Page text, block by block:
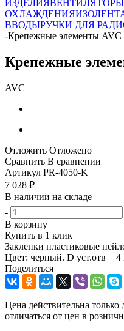
ИЗДЕЛИЯ
ОХЛАЖДЕНИЯ
ВВОДЫРУЧКИ ДЛЯ
-Крепежные элементы AVC
Крепежные
AVC
Отложить Отложено
Сравнить В сравнении
Артикул PR-4050-K
7 028 ₽
В наличии на складе
-
В корзину
Купить в 1 клик
Заклепки пластиковые
Цвет: черный. D уст.отв =
Поделиться
Цена действительна
отличаться от цен в